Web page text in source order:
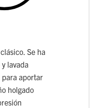
Se ha
lavada
aportar
holgado